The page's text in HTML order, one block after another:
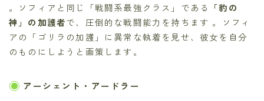
。ソフィアと同じ「戦闘系最強クラス」である
「豹の
神」の加護者で、圧倒的な戦闘能力を持ちます 。ソフィ
アの「ゴリラの加護」に異常な執着を見せ、彼女を自分
のものにしようと画策します。
アーシェント・アードラー